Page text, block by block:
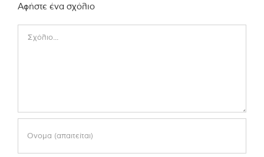
Αφήστε ένα σχόλιο